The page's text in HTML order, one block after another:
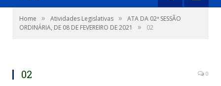
Home » Atividades Legislativas »
ATA DA 02ª SESSÃO
ORDINÁRIA, DE 08 DE FEVEREIRO DE 2021
» 02
02 0